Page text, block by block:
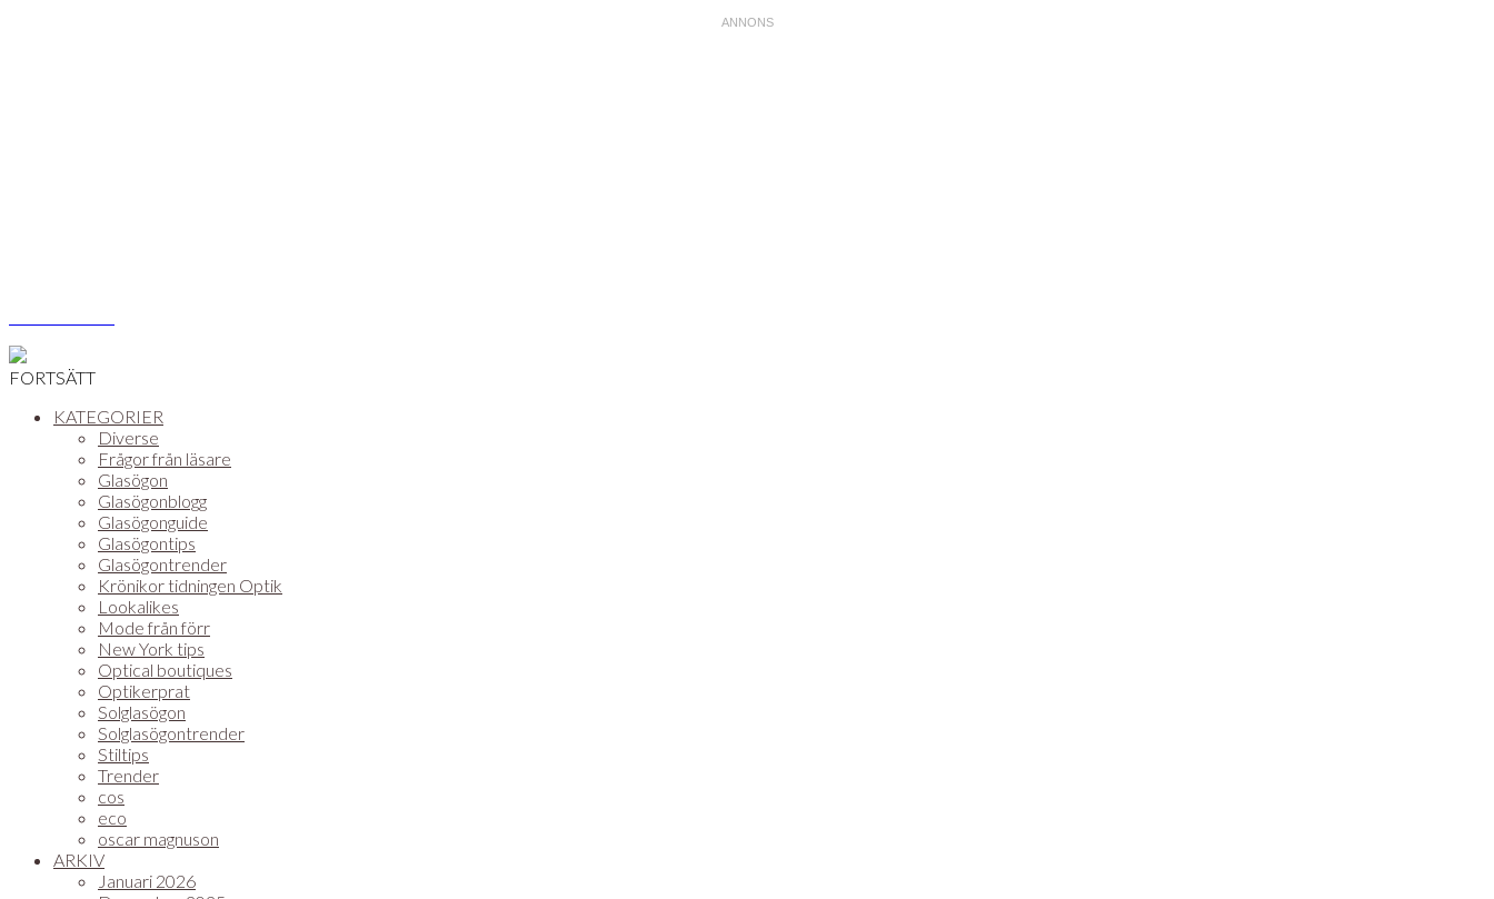
FORTSÄTT
KATEGORIER
Diverse
Frågor från läsare
Glasögon
Glasögonblogg
Glasögonguide
Glasögontips
Glasögontrender
Krönikor tidningen Optik
Lookalikes
Mode från förr
New York tips
Optical boutiques
Optikerprat
Solglasögon
Solglasögontrender
Stiltips
Trender
cos
eco
oscar magnuson
ARKIV
Januari 2026